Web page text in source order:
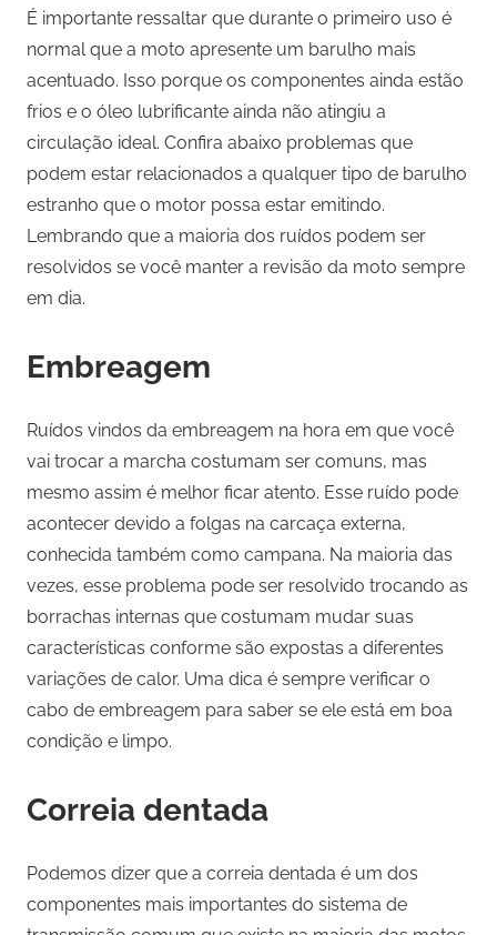
É importante ressaltar que durante o primeiro uso é
normal que a moto apresente um barulho mais
acentuado. Isso porque os componentes ainda estão
frios e o óleo lubrificante ainda não atingiu a
circulação ideal. Confira abaixo problemas que
podem estar relacionados a qualquer tipo de barulho
estranho que o motor possa estar emitindo.
Lembrando que a maioria dos ruídos podem ser
resolvidos se você manter a revisão da moto sempre
em dia.
Embreagem
Ruídos vindos da embreagem na hora em que você
vai trocar a marcha costumam ser comuns, mas
mesmo assim é melhor ficar atento. Esse ruído pode
acontecer devido a folgas na carcaça externa,
conhecida também como campana. Na maioria das
vezes, esse problema pode ser resolvido trocando as
borrachas internas que costumam mudar suas
características conforme são expostas a diferentes
variações de calor. Uma dica é sempre verificar o
cabo de embreagem para saber se ele está em boa
condição e limpo.
Correia dentada
Podemos dizer que a correia dentada é um dos
componentes mais importantes do sistema de